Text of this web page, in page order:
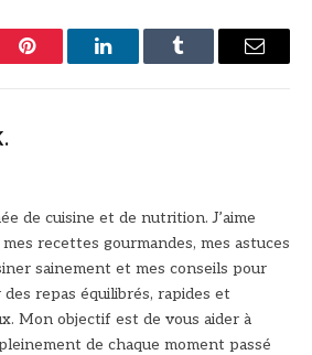
Pinterest LinkedInTumblr Email
de cuisine et de nutrition. J’aime
recettes gourmandes, mes astuces
sainement et mes conseils pour
repas équilibrés, rapides et
Mon objectif est de vous aider à
de chaque moment passé